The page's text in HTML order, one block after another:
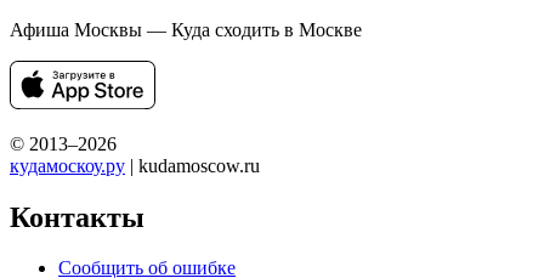
Афиша Москвы — Куда сходить в Москве
© 2013–2026
кудамоскоу.ру | kudamoscow.ru
Контакты
Сообщить об ошибке